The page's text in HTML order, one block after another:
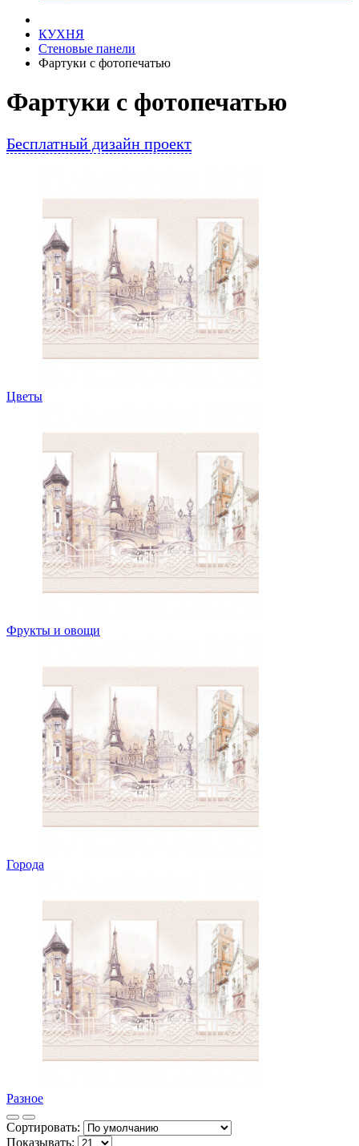
КУХНЯ
Стеновые панели
Фартуки с фотопечатью
Фартуки с фотопечатью
Бесплатный дизайн проект
Цветы
Фрукты и овощи
Города
Разное
Сортировать:
Показывать: